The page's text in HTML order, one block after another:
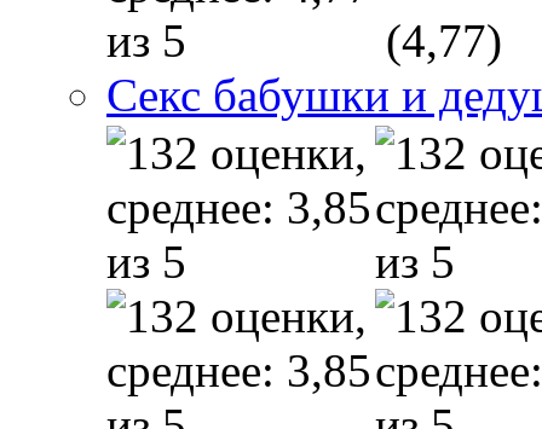
(4,77)
Секс бабушки и